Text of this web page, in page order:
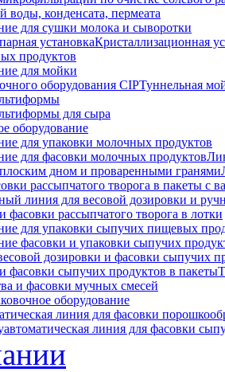
воды, конденсата, пермеата
для сушки молока и сыворотки
установкаКристаллизационная
продуктов
для мойки
оборудования CIPТуннельная
для сыра
оборудование
для упаковки молочных продуктов
для фасовки молочных продуктов
дном и проваренными гранями
рассыпчатого творога в пакеты с
линия для весовой дозировки и
фасовки рассыпчатого творога в лотки
для упаковки сыпучих пищевых
фасовки и упаковки сыпучих
дозировки и фасовки сыпучих
фасовки сыпучих продуктов в пакеты
и фасовки мучных смесей
оборудование
линия для фасовки
линия для фасовки